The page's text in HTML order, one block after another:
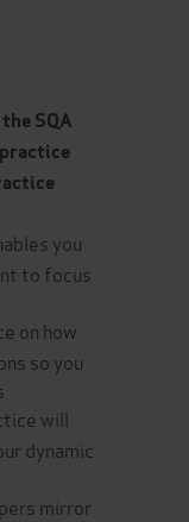
SQA
you
to focus
on how
so you
will
dynamic
mirror